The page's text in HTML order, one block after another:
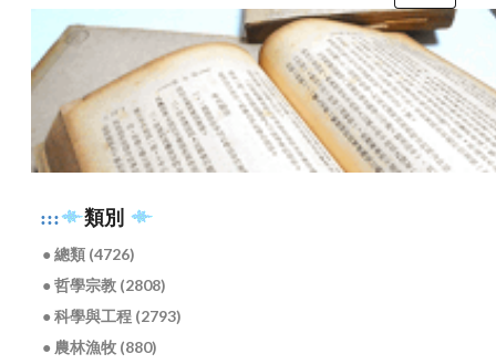
::: 類別
● 總類 (4726)
● 哲學宗教 (2808)
● 科學與工程 (2793)
● 農林漁牧 (880)